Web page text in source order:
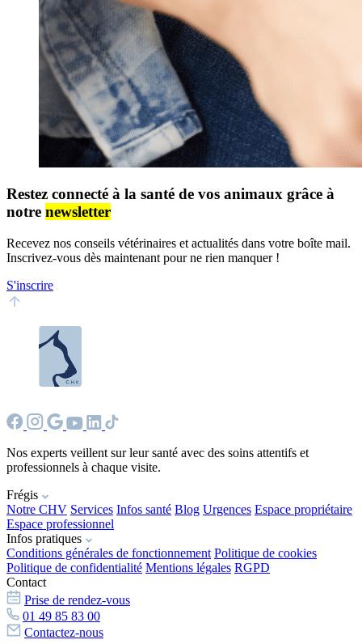
Restez connecté à la santé de vos animaux grâce à
notre newsletter
Recevez nos conseils vétérinaires et actualités dans votre boîte mail.
Inscrivez-vous dès maintenant pour ne rien manquer !
S'inscrire
Nos experts veillent sur leur santé avec des soins attentifs et
professionnels à chaque visite.
Frégis
Notre CHV Services Infos santé Blog Urgences Espace propriétaire
Espace professionnel
Infos pratiques
Conditions générales de fonctionnement Politique de cookies
Politique de confidentialité Mentions légales RGPD
Contact
Prise de rendez-vous
01 49 85 83 00
Contactez-nous